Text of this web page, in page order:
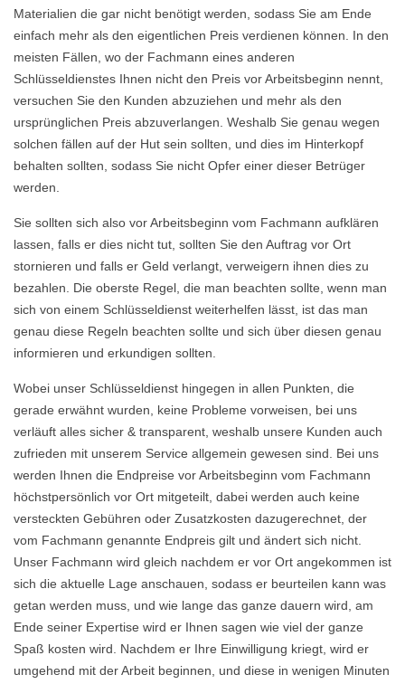
Materialien die gar nicht benötigt werden, sodass Sie am Ende
einfach mehr als den eigentlichen Preis verdienen können. In den
meisten Fällen, wo der Fachmann eines anderen
Schlüsseldienstes Ihnen nicht den Preis vor Arbeitsbeginn nennt,
versuchen Sie den Kunden abzuziehen und mehr als den
ursprünglichen Preis abzuverlangen. Weshalb Sie genau wegen
solchen fällen auf der Hut sein sollten, und dies im Hinterkopf
behalten sollten, sodass Sie nicht Opfer einer dieser Betrüger
werden.
Sie sollten sich also vor Arbeitsbeginn vom Fachmann aufklären
lassen, falls er dies nicht tut, sollten Sie den Auftrag vor Ort
stornieren und falls er Geld verlangt, verweigern ihnen dies zu
bezahlen. Die oberste Regel, die man beachten sollte, wenn man
sich von einem Schlüsseldienst weiterhelfen lässt, ist das man
genau diese Regeln beachten sollte und sich über diesen genau
informieren und erkundigen sollten.
Wobei unser Schlüsseldienst hingegen in allen Punkten, die
gerade erwähnt wurden, keine Probleme vorweisen, bei uns
verläuft alles sicher & transparent, weshalb unsere Kunden auch
zufrieden mit unserem Service allgemein gewesen sind. Bei uns
werden Ihnen die Endpreise vor Arbeitsbeginn vom Fachmann
höchstpersönlich vor Ort mitgeteilt, dabei werden auch keine
versteckten Gebühren oder Zusatzkosten dazugerechnet, der
vom Fachmann genannte Endpreis gilt und ändert sich nicht.
Unser Fachmann wird gleich nachdem er vor Ort angekommen ist
sich die aktuelle Lage anschauen, sodass er beurteilen kann was
getan werden muss, und wie lange das ganze dauern wird, am
Ende seiner Expertise wird er Ihnen sagen wie viel der ganze
Spaß kosten wird. Nachdem er Ihre Einwilligung kriegt, wird er
umgehend mit der Arbeit beginnen, und diese in wenigen Minuten